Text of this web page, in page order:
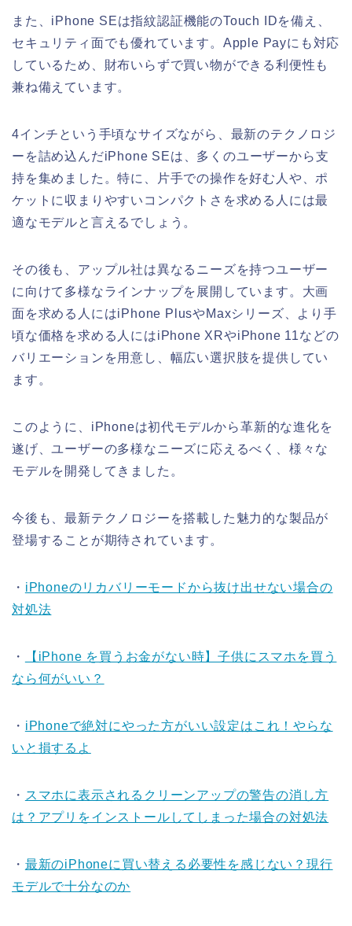
また、iPhone SEは指紋認証機能のTouch IDを備え、
セキュリティ面でも優れています。Apple Payにも対応
しているため、財布いらずで買い物ができる利便性も
兼ね備えています。
4インチという手頃なサイズながら、最新のテクノロジ
ーを詰め込んだiPhone SEは、多くのユーザーから支
持を集めました。特に、片手での操作を好む人や、ポ
ケットに収まりやすいコンパクトさを求める人には最
適なモデルと言えるでしょう。
その後も、アップル社は異なるニーズを持つユーザー
に向けて多様なラインナップを展開しています。大画
面を求める人にはiPhone PlusやMaxシリーズ、より手
頃な価格を求める人にはiPhone XRやiPhone 11などの
バリエーションを用意し、幅広い選択肢を提供してい
ます。
このように、iPhoneは初代モデルから革新的な進化を
遂げ、ユーザーの多様なニーズに応えるべく、様々な
モデルを開発してきました。
今後も、最新テクノロジーを搭載した魅力的な製品が
登場することが期待されています。
・ iPhoneのリカバリーモードから抜け出せない場合の
対処法
・
【iPhone を買うお金がない時】子供にスマホを買う
なら何がいい？
・ iPhoneで絶対にやった方がいい設定はこれ！やらな
いと損するよ
・ スマホに表示されるクリーンアップの警告の消し方
は？アプリをインストールしてしまった場合の対処法
・ 最新のiPhoneに買い替える必要性を感じない？現行
モデルで十分なのか